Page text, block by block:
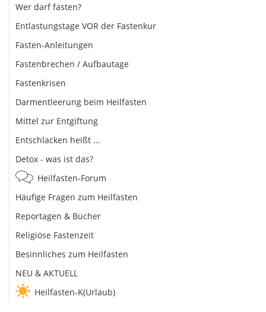
Wer darf fasten?
Entlastungstage VOR der Fastenkur
Fasten-Anleitungen
Fastenbrechen / Aufbautage
Fastenkrisen
Darmentleerung beim Heilfasten
Mittel zur Entgiftung
Entschlacken heißt ...
Detox - was ist das?
Heilfasten-Forum
Häufige Fragen zum Heilfasten
Reportagen & Bücher
Religiöse Fastenzeit
Besinnliches zum Heilfasten
NEU & AKTUELL
Heilfasten-K(Urlaub)